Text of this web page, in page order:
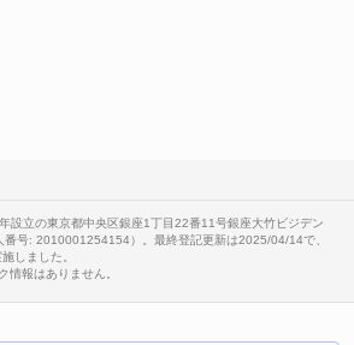
設立の東京都中央区銀座1丁目22番11号銀座大竹ビジデン
番号: 2010001254154）。最終登記更新は2025/04/14で、
しました。
情報はありません。